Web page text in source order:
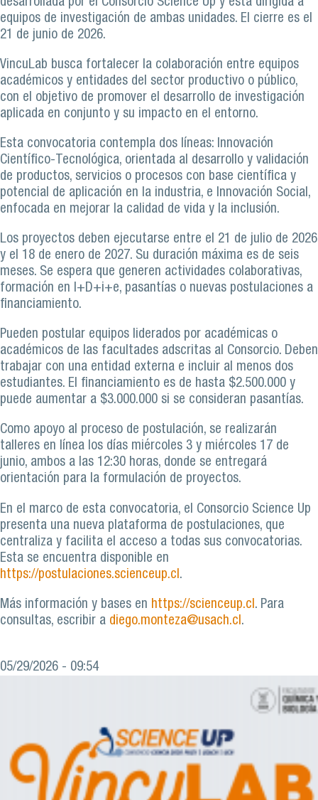
equipos de investigación de ambas unidades. El cierre es el
21 de junio de 2026.
VincuLab busca fortalecer la colaboración entre equipos
académicos y entidades del sector productivo o público,
con el objetivo de promover el desarrollo de investigación
aplicada en conjunto y su impacto en el entorno.
Esta convocatoria contempla dos líneas: Innovación
Científico-Tecnológica, orientada al desarrollo y validación
de productos, servicios o procesos con base científica y
potencial de aplicación en la industria, e Innovación Social,
enfocada en mejorar la calidad de vida y la inclusión.
Los proyectos deben ejecutarse entre el 21 de julio de 2026
y el 18 de enero de 2027. Su duración máxima es de seis
meses. Se espera que generen actividades colaborativas,
formación en I+D+i+e, pasantías o nuevas postulaciones a
financiamiento.
Pueden postular equipos liderados por académicas o
académicos de las facultades adscritas al Consorcio. Deben
trabajar con una entidad externa e incluir al menos dos
estudiantes. El financiamiento es de hasta $2.500.000 y
puede aumentar a $3.000.000 si se consideran pasantías.
Como apoyo al proceso de postulación, se realizarán
talleres en línea los días miércoles 3 y miércoles 17 de
junio, ambos a las 12:30 horas, donde se entregará
orientación para la formulación de proyectos.
En el marco de esta convocatoria, el Consorcio Science Up
presenta una nueva plataforma de postulaciones, que
centraliza y facilita el acceso a todas sus convocatorias.
Esta se encuentra disponible en
https://postulaciones.scienceup.cl .
Más información y bases en https://scienceup.cl. Para
consultas, escribir a diego.monteza@usach.cl.
05/29/2026 - 09:54